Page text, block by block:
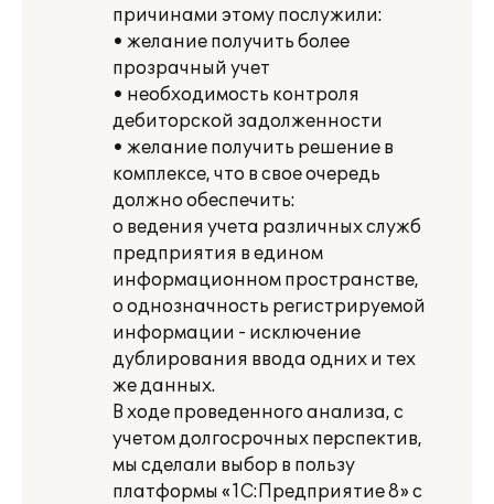
причинами этому послужили:
• желание получить более
прозрачный учет
• необходимость контроля
дебиторской задолженности
• желание получить решение в
комплексе, что в свое очередь
должно обеспечить:
o ведения учета различных служб
предприятия в едином
информационном пространстве,
o однозначность регистрируемой
информации - исключение
дублирования ввода одних и тех
же данных.
В ходе проведенного анализа, с
учетом долгосрочных перспектив,
мы сделали выбор в пользу
платформы «1С:Предприятие 8» с